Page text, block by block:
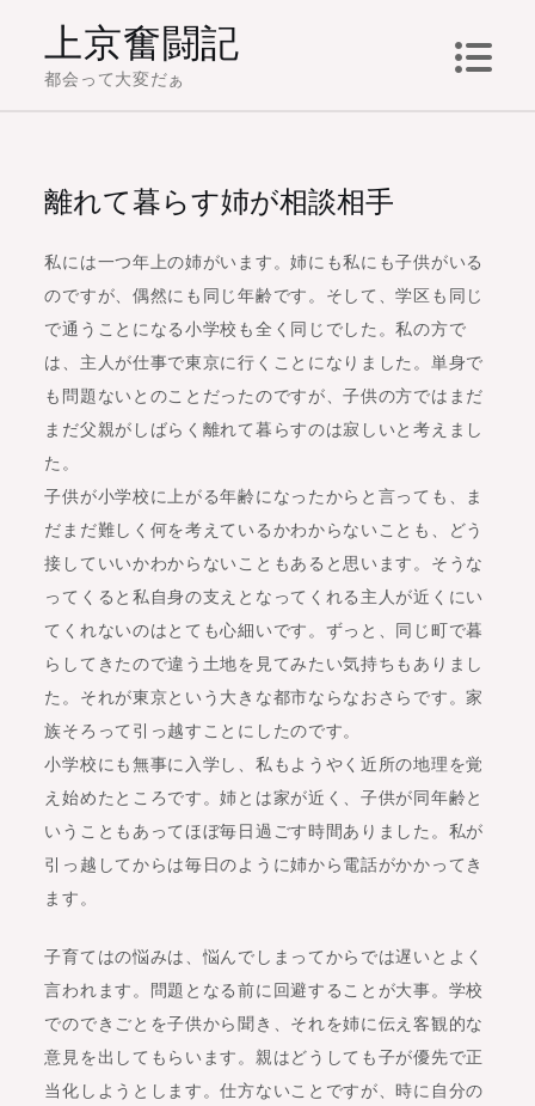
content
上京奮闘記
都会って大変だぁ
離れて暮らす姉が相談相手
私には一つ年上の姉がいます。姉にも私にも子供がいる
のですが、偶然にも同じ年齢です。そして、学区も同じ
で通うことになる小学校も全く同じでした。私の方で
は、主人が仕事で東京に行くことになりました。単身で
も問題ないとのことだったのですが、子供の方ではまだ
まだ父親がしばらく離れて暮らすのは寂しいと考えまし
た。
子供が小学校に上がる年齢になったからと言っても、ま
だまだ難しく何を考えているかわからないことも、どう
接していいかわからないこともあると思います。そうな
ってくると私自身の支えとなってくれる主人が近くにい
てくれないのはとても心細いです。ずっと、同じ町で暮
らしてきたので違う土地を見てみたい気持ちもありまし
た。それが東京という大きな都市ならなおさらです。家
族そろって引っ越すことにしたのです。
小学校にも無事に入学し、私もようやく近所の地理を覚
え始めたところです。姉とは家が近く、子供が同年齢と
いうこともあってほぼ毎日過ごす時間ありました。私が
引っ越してからは毎日のように姉から電話がかかってき
ます。
子育てはの悩みは、悩んでしまってからでは遅いとよく
言われます。問題となる前に回避することが大事。学校
でのできごとを子供から聞き、それを姉に伝え客観的な
意見を出してもらいます。親はどうしても子が優先で正
当化しようとします。仕方ないことですが、時に自分の